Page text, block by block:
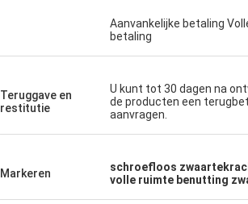
Aanvankelijke betaling
betaling
Teruggave en
restitutie
U kunt tot 30 dagen na
de producten een
aanvragen.
Markeren schroefloos
volle ruimte benutting